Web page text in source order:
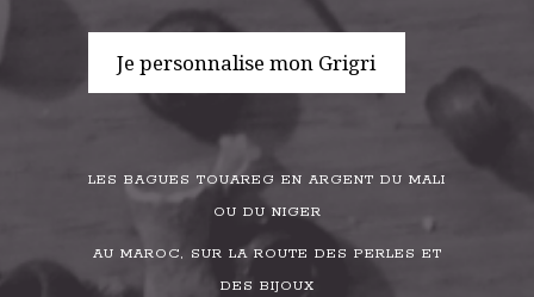
Je personnalise mon Grigri
LES BAGUES TOUAREG EN ARGENT DU MALI
OU DU NIGER
AU MAROC, SUR LA ROUTE DES PERLES ET
DES BIJOUX